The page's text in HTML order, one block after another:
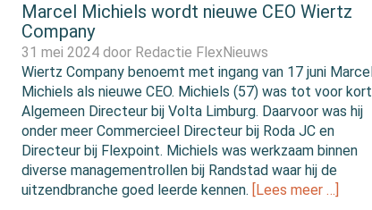
Marcel Michiels wordt nieuwe CEO Wiertz
Company
31 mei 2024 door Redactie FlexNieuws
Wiertz Company benoemt met ingang van 17 juni Marcel
Michiels als nieuwe CEO. Michiels (57) was tot voor kort
Algemeen Directeur bij Volta Limburg. Daarvoor was hij
onder meer Commercieel Directeur bij Roda JC en
Directeur bij Flexpoint. Michiels was werkzaam binnen
diverse managementrollen bij Randstad waar hij de
uitzendbranche goed leerde kennen.
[Lees meer …]